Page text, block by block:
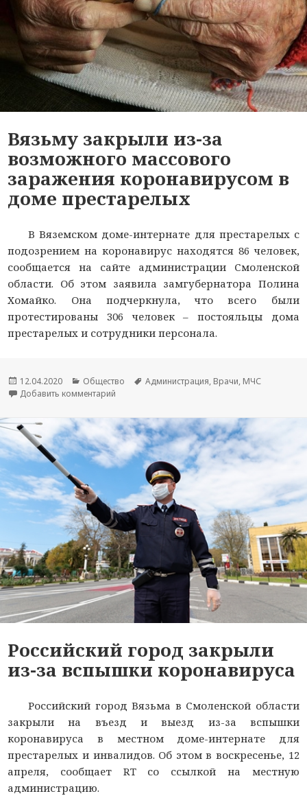
Вязьму закрыли из-за
возможного массового
заражения коронавирусом в
доме престарелых
В Вяземском доме-интернате для престарелых с
подозрением на коронавирус находятся 86 человек,
сообщается на сайте администрации Смоленской
области. Об этом заявила замгубернатора Полина
Хомайко. Она подчеркнула, что всего были
протестированы 306 человек – постояльцы дома
престарелых и сотрудники персонала.
Опубликовано
12.04.2020 Рубрики
Общество Метки
Администрация, Врачи, МЧС
Добавить комментарий
Российский город закрыли
из-за вспышки коронавируса
Российский город Вязьма в Смоленской области
закрыли на въезд и выезд из-за вспышки
коронавируса в местном доме-интернате для
престарелых и инвалидов. Об этом в воскресенье, 12
апреля, сообщает RT со ссылкой на местную
администрацию.